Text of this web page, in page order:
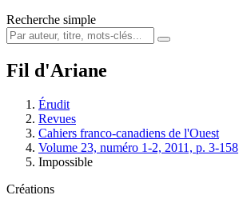
Recherche simple
Fil d'Ariane
Érudit
Revues
Cahiers franco-canadiens de l'Ouest
Volume 23, numéro 1-2, 2011, p. 3-158
Impossible
Créations